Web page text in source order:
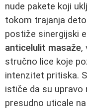
nude pakete koji
tokom trajanja
postiže sinergijski
anticelulit masaže,
stručno lice koje
intenzitet pritiska.
ističe da su upravo
presudno uticale